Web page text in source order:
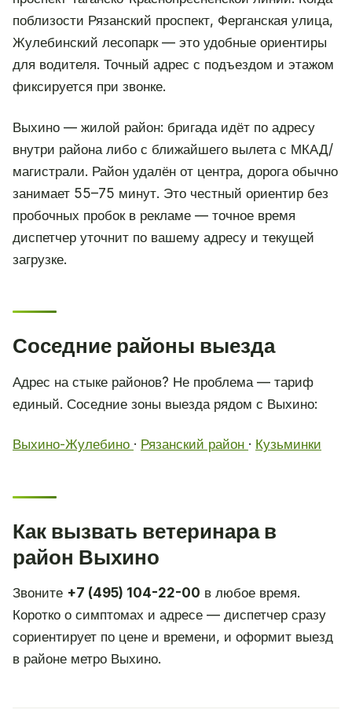
поблизости Рязанский проспект, Ферганская улица,
Жулебинский лесопарк — это удобные ориентиры
для водителя. Точный адрес с подъездом и этажом
фиксируется при звонке.
Выхино — жилой район: бригада идёт по адресу
внутри района либо с ближайшего вылета с МКАД/
магистрали. Район удалён от центра, дорога обычно
занимает 55–75 минут. Это честный ориентир без
пробочных пробок в рекламе — точное время
диспетчер уточнит по вашему адресу и текущей
загрузке.
Соседние районы выезда
Адрес на стыке районов? Не проблема — тариф
единый. Соседние зоны выезда рядом с Выхино:
Выхино-Жулебино · Рязанский район · Кузьминки
Как вызвать ветеринара в
район Выхино
Звоните +7 (495) 104-22-00 в любое время.
Коротко о симптомах и адресе — диспетчер сразу
сориентирует по цене и времени, и оформит выезд
в районе метро Выхино.